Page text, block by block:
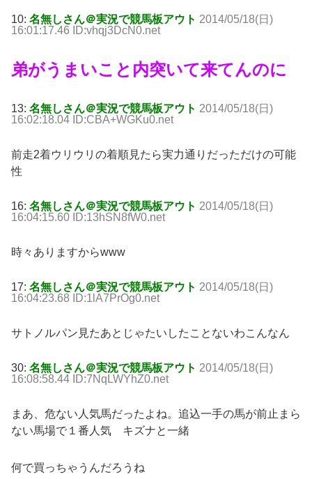
10: 名無しさん＠実況で競馬板アウト 2014/05/18(日)
16:01:17.46 ID:vhqj3DcN0.net
弟がうまいこと内突いて来てんのに
13: 名無しさん＠実況で競馬板アウト 2014/05/18(日)
16:02:18.04 ID:CBA+WGKu0.net
前走2着ウリウリの着順見たら実力通りだっただけの可能
性
16: 名無しさん＠実況で競馬板アウト 2014/05/18(日)
16:04:15.60 ID:13hSN8fW0.net
時々ありますからwww
17: 名無しさん＠実況で競馬板アウト 2014/05/18(日)
16:04:23.68 ID:1lA7PrOg0.net
サトノルパン見たあとじゃたいしたことないわこんなん
30: 名無しさん＠実況で競馬板アウト 2014/05/18(日)
16:08:58.44 ID:7NqLWYhZ0.net
まあ、危ない人気馬だったよね。追込一手の馬が前止まら
ない馬場で１番人気 キズナと一緒
何で買っちゃうんだろうね